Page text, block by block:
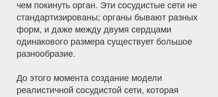
чем покинуть орган. Эти сосудистые сети не
стандартизированы; органы бывают разных
форм, и даже между двумя сердцами
одинакового размера существует большое
разнообразие.
До этого момента создание модели
реалистичной сосудистой сети, которая